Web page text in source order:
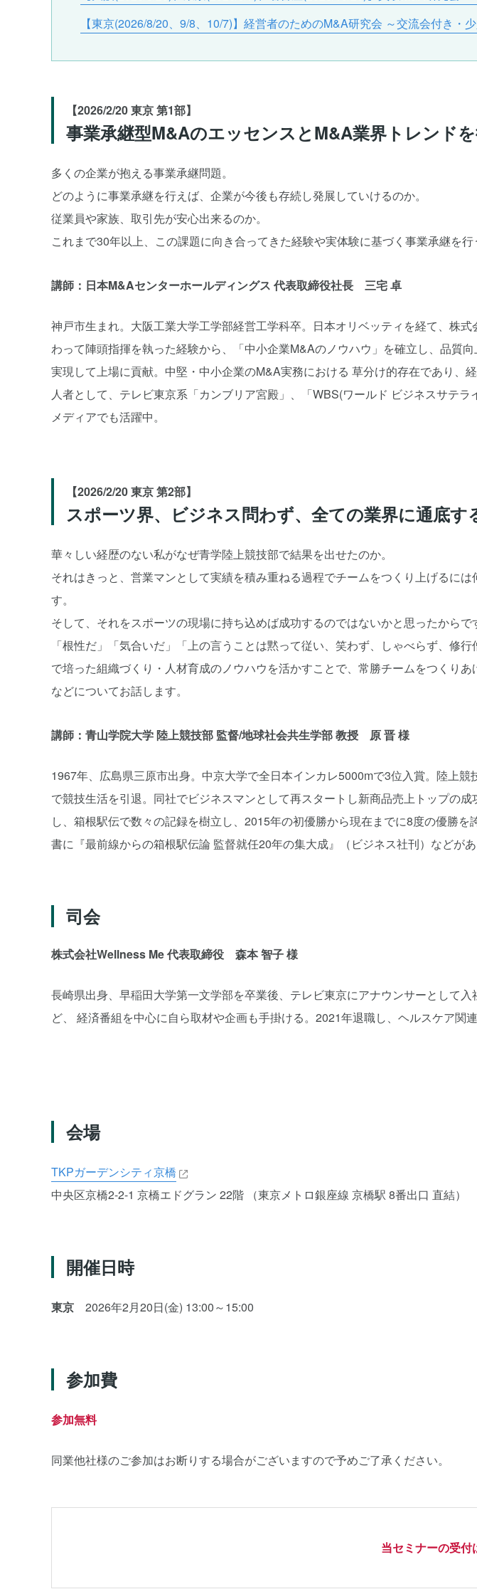
【東京(2026/8/20、9/8、10/7)】経営者のためのM&A研究会 ～交流会付き・
【2026/2/20 東京 第1部】
事業承継型M&AのエッセンスとM&A業界トレンド
多くの企業が抱える事業承継問題。
どのように事業承継を行えば、企業が今後も存続し発展していけるのか。
従業員や家族、取引先が安心出来るのか。
これまで30年以上、この課題に向き合ってきた経験や実体験に基づく事業承継を
講師：日本M&Aセンターホールディングス 代表取締役社長 三宅 卓
神戸市生まれ。大阪工業大学工学部経営工学科卒。日本オリベッティを経て、株
わって陣頭指揮を執った経験から、「中小企業M&Aのノウハウ」を確立し、品質
実現して上場に貢献。中堅・中小企業のM&A実務における 草分け的存在であり、
人者として、テレビ東京系「カンブリア宮殿」、「WBS(ワールド ビジネスサテラ
メディアでも活躍中。
【2026/2/20 東京 第2部】
スポーツ界、ビジネス問わず、全ての業界に通底す
華々しい経歴のない私がなぜ青学陸上競技部で結果を出せたのか。
それはきっと、営業マンとして実績を積み重ねる過程でチームをつくり上げるに
す。
そして、それをスポーツの現場に持ち込めば成功するのではないかと思ったからで
「根性だ」「気合いだ」「上の言うことは黙って従い、笑わず、しゃべらず、修
で培った組織づくり・人材育成のノウハウを活かすことで、常勝チームをつくり
などについてお話します。
講師：青山学院大学 陸上競技部 監督/地球社会共生学部 教授 原 晋 様
1967年、広島県三原市出身。中京大学で全日本インカレ5000mで3位入賞。陸上
で競技生活を引退。同社でビジネスマンとして再スタートし新商品売上トップの
し、箱根駅伝で数々の記録を樹立し、2015年の初優勝から現在までに8度の優勝
書に『最前線からの箱根駅伝論 監督就任20年の集大成』（ビジネス社刊）などがあ
司会
株式会社Wellness Me 代表取締役 森本 智子 様
長崎県出身、早稲田大学第一文学部を卒業後、テレビ東京にアナウンサーとして
ど、 経済番組を中心に自ら取材や企画も手掛ける。2021年退職し、ヘルスケア関
会場
TKPガーデンシティ京橋
中央区京橋2-2-1 京橋エドグラン 22階 （東京メトロ銀座線 京橋駅 8番出口 直結）
開催日時
東京 2026年2月20日(金) 13:00～15:00
参加費
参加無料
同業他社様のご参加はお断りする場合がございますので予めご了承ください。
当セミナーの受付